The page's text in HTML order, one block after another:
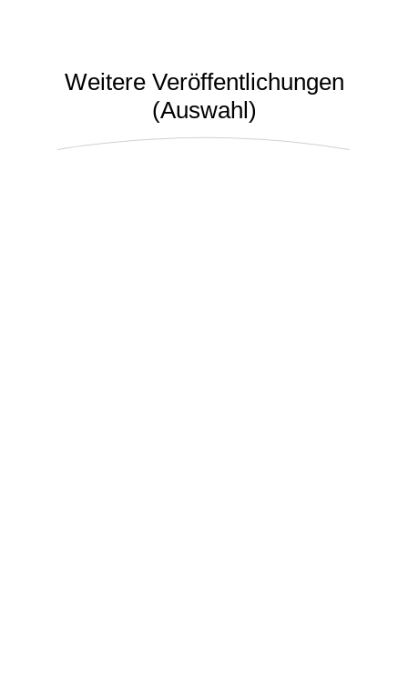
Weitere Veröffentlichungen
(Auswahl)